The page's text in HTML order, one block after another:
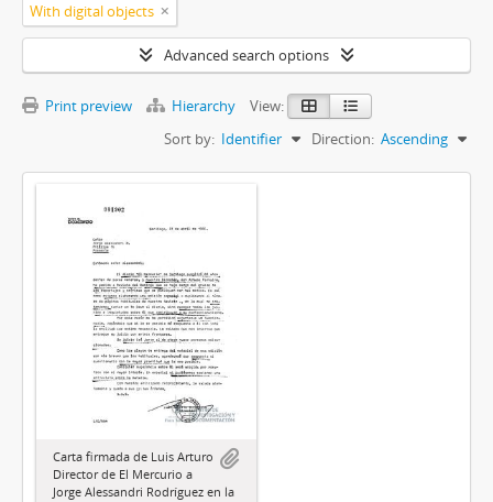
With digital objects
Advanced search options
Print preview Hierarchy
View:
Sort by: Identifier Direction: Ascending
Carta firmada de Luis Arturo
Director de El Mercurio a
Jorge Alessandri Rodríguez en la